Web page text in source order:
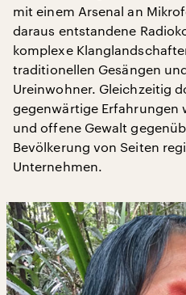
mit einem Arsenal an
daraus entstandene
komplexe
traditionellen Gesängen
Ureinwohner. Gleichzeitig
gegenwärtige Erfahrungen
und offene Gewalt
Bevölkerung von Seiten
Unternehmen.